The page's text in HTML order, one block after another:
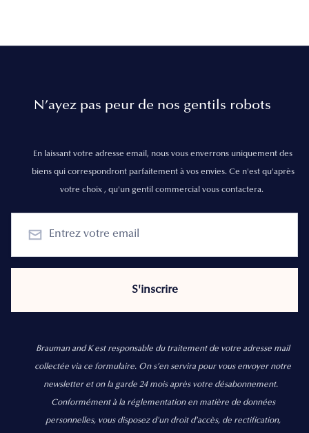
N’ayez pas peur de nos gentils robots
En laissant votre adresse email, nous vous enverrons uniquement des
biens qui correspondront parfaitement à vos envies. Ce n'est qu'après
votre choix , qu'un gentil commercial vous contactera.
Brauman and K est responsable du traitement de votre adresse mail
collectée via ce formulaire. On s’en servira pour vous envoyer notre
newsletter et on la garde 24 mois après votre désabonnement.
Conformément à la réglementation en matière de données
personnelles, vous disposez d'un droit d'accès, de rectification,